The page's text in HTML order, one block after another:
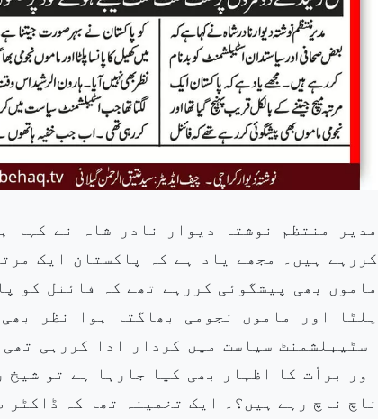
مدیر منتظم نوشتہ دیوار نادر شاہ نے کہا
کررہے ہیں۔ مجھے یاد ہے کہ پاکستان ایک
ماموں بھی پیشگوئی کررہے تھے کہ فائنل کو
پلٹا اور ماموں نجومی بھاگتا ہوا نظر
اسٹیبلشمنٹ سیاست میں کردار ادا کررہی
اور برأت کا اظہار بھی کیا جارہا ہے تو
ناچ ناچ رہے ہیں؟۔ ایک تخمینہ تھا کہ